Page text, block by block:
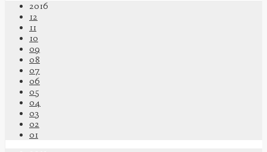
2016
12
11
10
09
08
07
06
05
04
03
02
01